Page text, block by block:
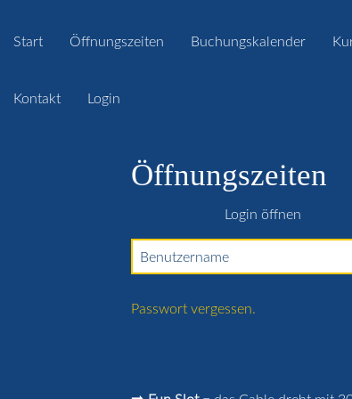
Start Öffnungszeiten Buchungskalender
Kontakt Login
Öffnungszeiten
Login öffnen
Benutzername
Passwort vergessen.